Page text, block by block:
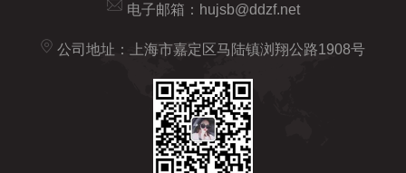
电子邮箱： hujsb@ddzf.net
公司地址：上海市嘉定区马陆镇浏翔公路1908号